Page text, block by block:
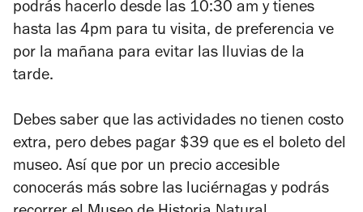
podrás hacerlo desde las 10:30 am y tienes
hasta las 4pm para tu visita, de preferencia ve
por la mañana para evitar las lluvias de la
tarde.
Debes saber que las actividades no tienen costo
extra, pero debes pagar $39 que es el boleto del
museo. Así que por un precio accesible
conocerás más sobre las luciérnagas y podrás